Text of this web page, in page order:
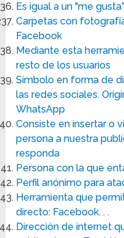
Es igual a un "me
Carpetas con
Facebook
Mediante esta
resto de los usuarios
Símbolo en forma de
las redes sociales.
WhatsApp
Consiste en insertar o
persona a nuestra
responda
Persona con la que
Perfil anónimo para
Herramienta que
directo: Facebook. . .
Dirección de internet